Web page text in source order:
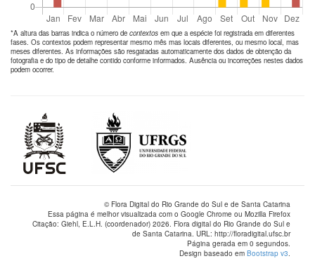
*A altura das barras indica o número de contextos em que a espécie foi registrada em diferentes
fases. Os contextos podem representar mesmo mês mas locais diferentes, ou mesmo local, mas
meses diferentes. As informações são resgatadas automaticamente dos dados de obtenção da
fotografia e do tipo de detalhe contido conforme informados. Ausência ou incorreções nestes dados
podem ocorrer.
© Flora Digital do Rio Grande do Sul e de Santa Catarina
Essa página é melhor visualizada com o Google Chrome ou Mozilla Firefox
Citação: Giehl, E.L.H. (coordenador) 2026. Flora digital do Rio Grande do Sul e
de Santa Catarina. URL: http://floradigital.ufsc.br
Página gerada em 0 segundos.
Design baseado em Bootstrap v3.